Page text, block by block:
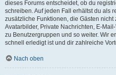
dieses Forums entscheidet, ob du
schreiben. Auf jeden Fall erhältst du als
zusätzliche Funktionen, die Gästen nicht
Avatarbilder, Private Nachrichten, E-
zu Benutzergruppen und so weiter. Wir
schnell erledigt ist und dir zahlreiche
Nach oben